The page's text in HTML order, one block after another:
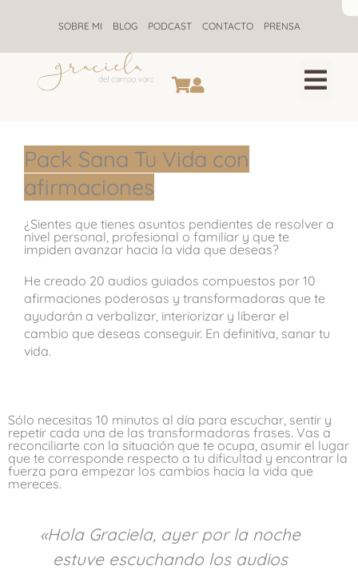
SOBRE MI BLOG PODCAST CONTACTO PRENSA
Pack Sana Tu Vida con
afirmaciones
¿Sientes que tienes asuntos pendientes de resolver a
nivel personal, profesional o familiar y que te
impiden avanzar hacia la vida que deseas?
He creado 20 audios guiados compuestos por 10
afirmaciones poderosas y transformadoras que te
ayudarán a verbalizar, interiorizar y liberar el
cambio que deseas conseguir. En definitiva, sanar tu
vida.
Sólo necesitas 10 minutos al día para escuchar, sentir y
repetir cada una de las transformadoras frases. Vas a
reconciliarte con la situación que te ocupa, asumir el lugar
que te corresponde respecto a tu dificultad y encontrar la
fuerza para empezar los cambios hacia la vida que
mereces.​ ​
«Hola Graciela, ayer por la noche
estuve escuchando los audios